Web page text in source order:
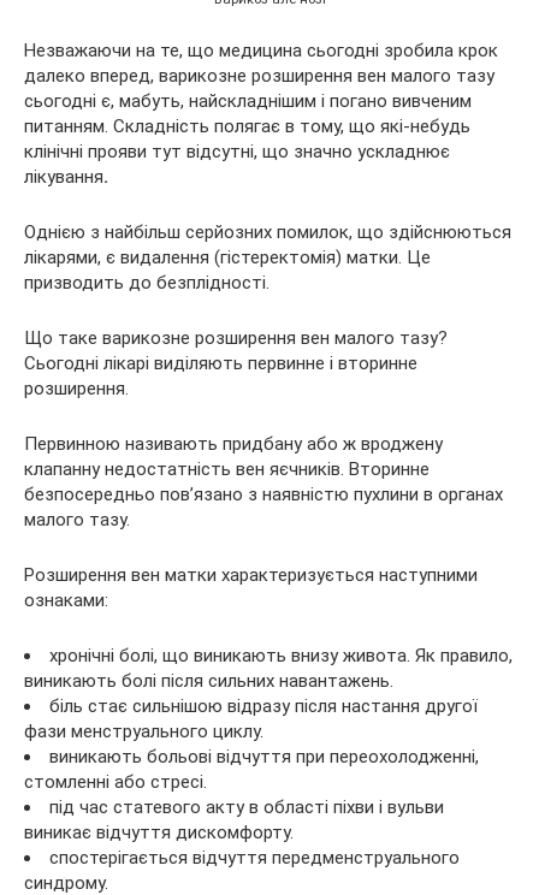
Незважаючи на те, що медицина сьогодні зробила крок
далеко вперед, варикозне розширення вен малого тазу
сьогодні є, мабуть, найскладнішим і погано вивченим
питанням. Складність полягає в тому, що які-небудь
клінічні прояви тут відсутні, що значно ускладнює
лікування.
Однією з найбільш серйозних помилок, що здійснюються
лікарями, є видалення (гістеректомія) матки. Це
призводить до безплідності.
Що таке варикозне розширення вен малого тазу?
Сьогодні лікарі виділяють первинне і вторинне
розширення.
Первинною називають придбану або ж вроджену
клапанну недостатність вен яєчників. Вторинне
безпосередньо пов’язано з наявністю пухлини в органах
малого тазу.
Розширення вен матки характеризується наступними
ознаками:
хронічні болі, що виникають внизу живота. Як правило,
виникають болі після сильних навантажень.
біль стає сильнішою відразу після настання другої
фази менструального циклу.
виникають больові відчуття при переохолодженні,
стомленні або стресі.
під час статевого акту в області піхви і вульви
виникає відчуття дискомфорту.
спостерігається відчуття передменструального
синдрому.